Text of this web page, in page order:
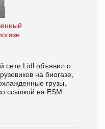
сети Lidl объявил о
на биогазе,
грузы,
ссылкой на ESM